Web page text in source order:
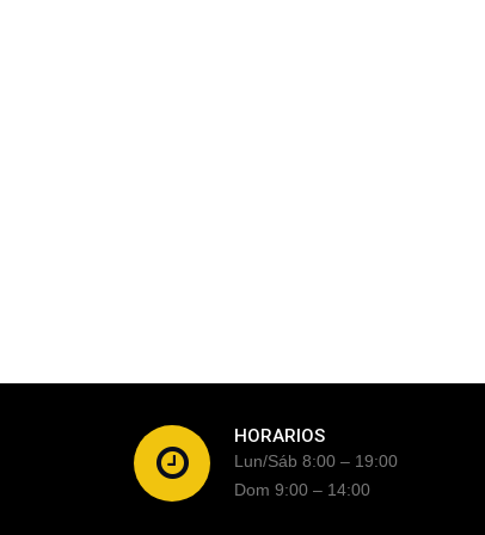
HORARIOS
Lun/Sáb 8:00 – 19:00
Dom 9:00 – 14:00